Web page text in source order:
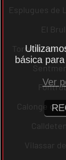
Esplugues de
El Brull
Torrelles de
Calonge de
Vilassar
básica
Ver